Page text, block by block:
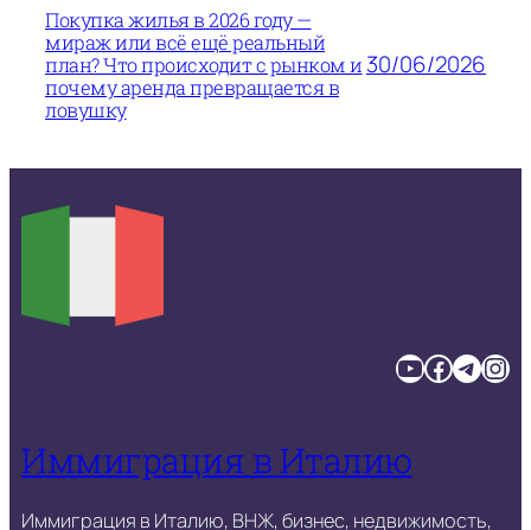
Покупка жилья в 2026 году —
мираж или всё ещё реальный
план? Что происходит с рынком и
почему аренда превращается в
ловушку
30/06/2026
YouTube Facebook TelegramInstagram
Иммиграция в Италию
Иммиграция в Италию, ВНЖ, бизнес, недвижимость,